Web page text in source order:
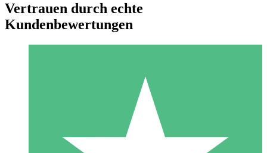
Individuelle Credit-Pakete
Zahlen Sie nach Bedarf mit Download-Credits. Keine
monatliche Verpflichtung erforderlich.
Vertrauen durch echte
Kundenbewertungen